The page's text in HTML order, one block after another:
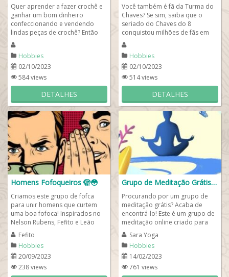
Quer aprender a fazer crochê e
ganhar um bom dinheiro
confeccionando e vendendo
lindas peças de crochê? Então
entre no nosso grupo de
WhatsApp para aprender...
Hobbies
02/10/2023
584 views
DETALHES
Você também é fã da Turma do
Chaves? Se sim, saiba que o
seriado do Chaves do 8
conquistou milhões de fãs em
todo o mundo e no Brasil ele
marcou a...
Hobbies
02/10/2023
514 views
DETALHES
Homens Fofoqueiros 🫣😳
Criamos este grupo de fofca
para unir homens que curtem
uma boa fofoca! Inspirados no
Nelson Rubens, Fefito e Leão
Lobo, o nosso grupo de Whats
foi criado para...
Fefito
Hobbies
20/09/2023
238 views
Grupo de Meditação Grátis 🧘🏻‍♀️🧘🏼‍♂️
Procurando por um grupo de
meditação grátis? Acaba de
encontrá-lo! Este é um grupo de
meditação online criado para
reunir pessoas que buscam por
uma vida...
Sara Yoga
Hobbies
14/02/2023
761 views